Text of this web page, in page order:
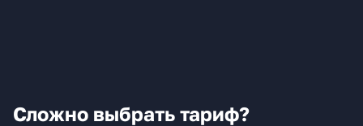
Сложно выбрать тариф?